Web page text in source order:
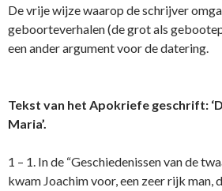
De vrije wijze waarop de schrijver
geboorteverhalen (de grot als
een ander argument voor de datering.
Tekst van het Apokriefe geschrift:
Maria’.
1 – 1. In de “Geschiedenissen van de
kwam Joachim voor, een zeer rijk man,